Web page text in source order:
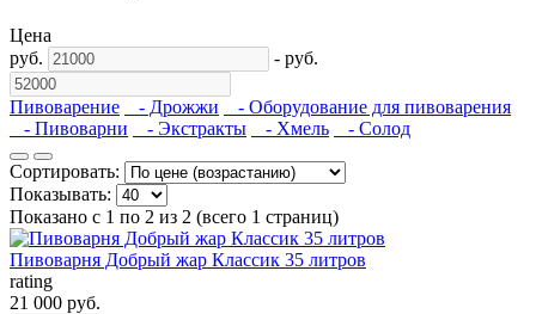
Цена
руб.
- руб.
Пивоварение - Дрожжи
- Оборудование для пивоварения
- Пивоварни
- Экстракты - Хмель - Солод
Сортировать:
Показывать:
Показано с 1 по 2 из 2 (всего 1 страниц)
Пивоварня Добрый жар Классик 35 литров
rating
21 000 руб.